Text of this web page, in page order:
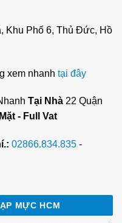
Khu Phố 6, Thủ Đức, Hồ
xem nhanh tại đây
Tại Nhà22 Quận
- Full Vat
02866.834.835 -
MỰC HCM